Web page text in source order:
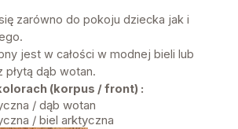
zarówno do pokoju dziecka jak i
jest w całości w modnej bieli lub
płytą dąb wotan.
(korpus / front) :
/ dąb wotan
/ biel arktyczna